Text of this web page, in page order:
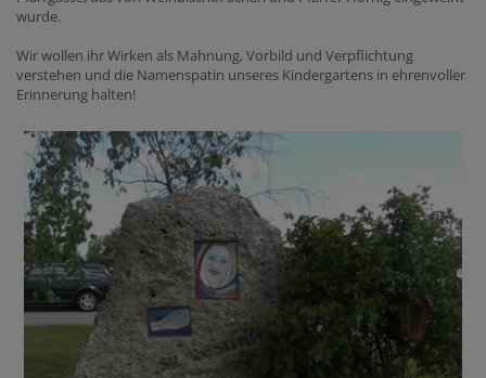
wurde.
Wir wollen ihr Wirken als Mahnung, Vorbild und Verpflichtung
verstehen und die Namenspatin unseres Kindergartens in ehrenvoller
Erinnerung halten!